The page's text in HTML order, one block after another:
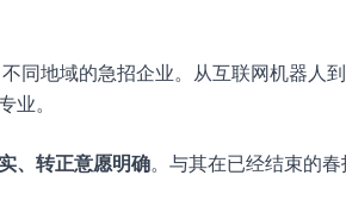
同地域的急招企业。从互联网机器人
业。
、转正意愿明确。与其在已经结束的